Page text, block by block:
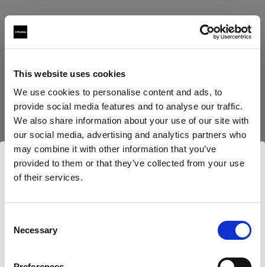
This website uses cookies
We use cookies to personalise content and ads, to
provide social media features and to analyse our traffic.
We also share information about your use of our site with
our social media, advertising and analytics partners who
may combine it with other information that you’ve
provided to them or that they’ve collected from your use
of their services.
Selection
Necessary
Warum haben Sie überhaupt Blitzlicht
eingesetzt?
von der Atmosphäre, die man ausdrücken möchte.
Wenn ein Sonnenuntergang zum Fenster
hereinscheint, ist das Licht natürlich wunderbar, die
Stimmung emotional. Doch wenn das natürliche
Sonnenlicht ausbleibt, muss man es selbst
nachempfinden und erzeugen, Texturen und Farben
so austarieren, dass der Eindruck natürlichen Lichts